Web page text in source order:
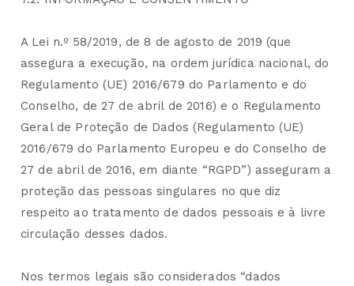
A Lei n.º 58/2019, de 8 de agosto de 2019 (que
assegura a execução, na ordem jurídica nacional, do
Regulamento (UE) 2016/679 do Parlamento e do
Conselho, de 27 de abril de 2016) e o Regulamento
Geral de Proteção de Dados (Regulamento (UE)
2016/679 do Parlamento Europeu e do Conselho de
27 de abril de 2016, em diante “RGPD”) asseguram a
proteção das pessoas singulares no que diz
respeito ao tratamento de dados pessoais e à livre
circulação desses dados.
Nos termos legais são considerados “dados